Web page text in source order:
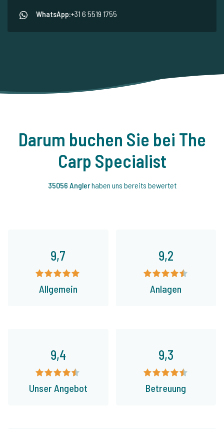
WhatsApp:+31 6 5519 1755
Darum buchen Sie bei The
Carp Specialist
35056 Anglerhaben uns bereits bewertet
9,7
Allgemein
9,2
Anlagen
9,4
Unser Angebot
9,3
Betreuung